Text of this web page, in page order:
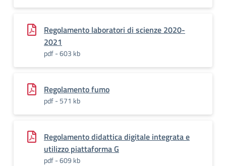
Regolamento laboratori di scienze 2020-
2021
pdf - 603 kb
Regolamento fumo
pdf - 571 kb
Regolamento didattica digitale integrata e
utilizzo piattaforma G
pdf - 609 kb